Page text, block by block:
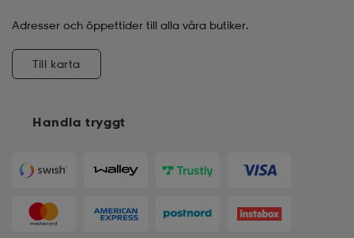
Handla tryggt
Adresser och öppettider till alla våra butiker.
Till karta